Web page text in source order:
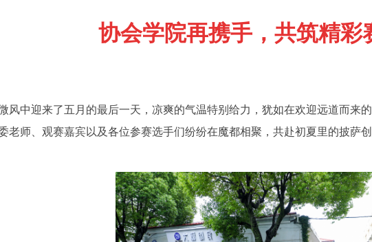
协会学院再携手，共筑精彩
风中迎来了五月的最后一天，凉爽的气温特别给力，犹如在欢迎远道而来
老师、观赛嘉宾以及各位参赛选手们纷纷在魔都相聚，共赴初夏里的披萨创